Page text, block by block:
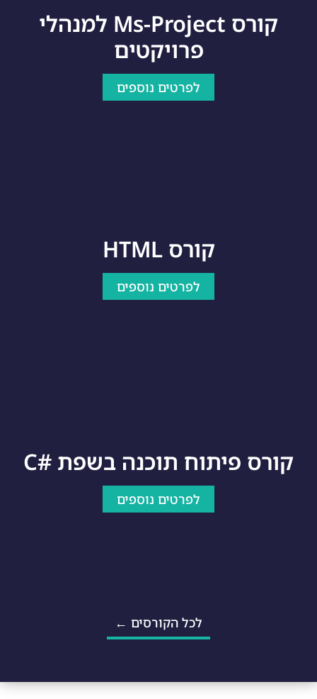
קורס Ms-Project למנהלי
פרויקטים
לפרטים נוספים
קורס HTML
לפרטים נוספים
קורס פיתוח תוכנה בשפת #C
לפרטים נוספים
לכל הקורסים ←